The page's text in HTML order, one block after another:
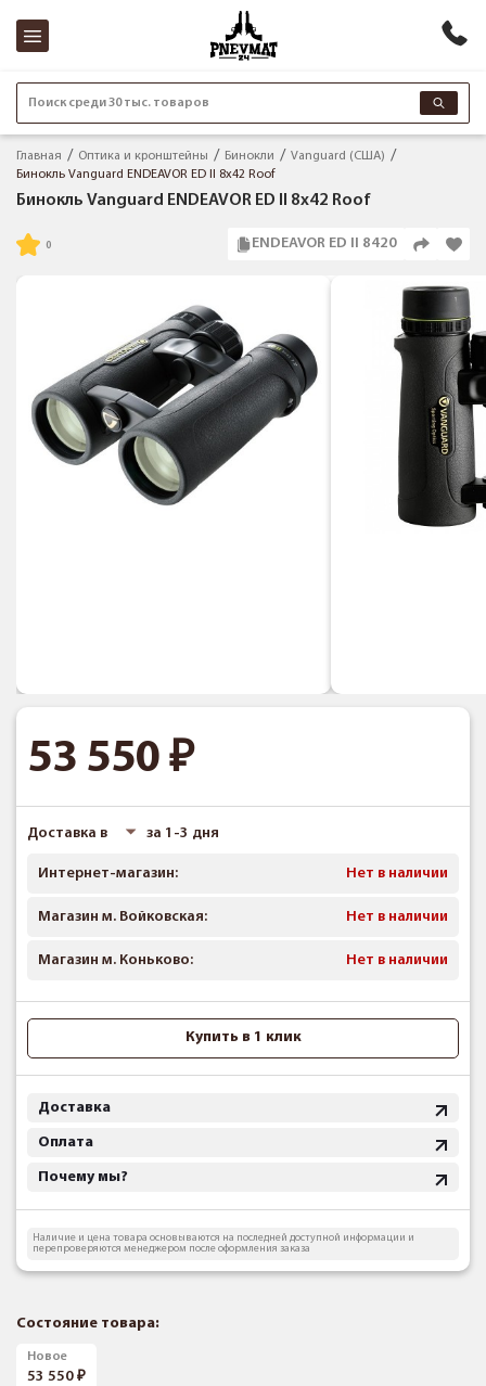
Поиск среди 30 тыс. товаров
Главная Оптика и кронштейны Бинокли
Vanguard (США)
Бинокль Vanguard ENDEAVOR ED II 8x42 Roof
Бинокль Vanguard ENDEAVOR ED II 8x42 Roof
ENDEAVOR ED II 8420
53 550
Доставка в за 1-3 дня
Интернет-магазин: Нет в наличии
Магазин м. Войковская: Нет в наличии
Магазин м. Коньково: Нет в наличии
Купить в 1 клик
Доставка
Оплата
Почему мы?
Наличие и цена товара основываются на последней доступной информации и
перепроверяются менеджером после оформления заказа
Состояние товара:
Новое
53 550